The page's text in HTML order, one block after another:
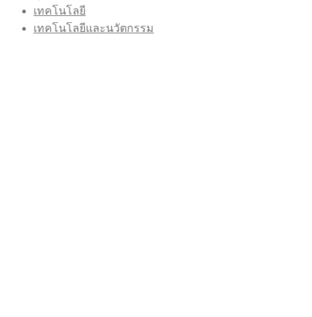
เทคโนโลยี
เทคโนโลยีและนวัตกรรม